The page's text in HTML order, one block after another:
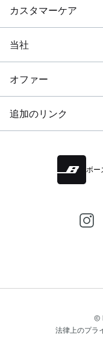
カスタマーケア
当社
オファー
追加のリンク
ボー
©
法律上のプラ